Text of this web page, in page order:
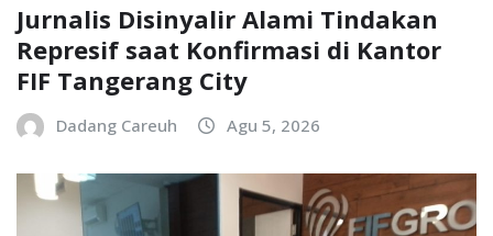
Jurnalis Disinyalir Alami Tindakan
Represif saat Konfirmasi di Kantor
FIF Tangerang City
Dadang Careuh Agu 5, 2026